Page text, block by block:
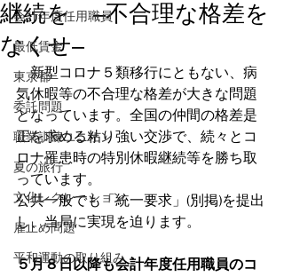
会計年度任用職員
最低賃金
東京都
委託問題
職業訓練ユニオン
夏の旅行
文化レクレーション
雇止め問題
平和運動の取り組み
継続を ―不合理な格差を
なくせ―
新型コロナ５類移行にともない、病
気休暇等の不合理な格差が大きな問題
となっています。全国の仲間の格差是
正を求める粘り強い交渉で、続々とコ
ロナ罹患時の特別休暇継続等を勝ち取
っています。
公共一般でも「統一要求」(別掲)を提出
し、当局に実現を迫ります。
５月８日以降も会計年度任用職員のコ